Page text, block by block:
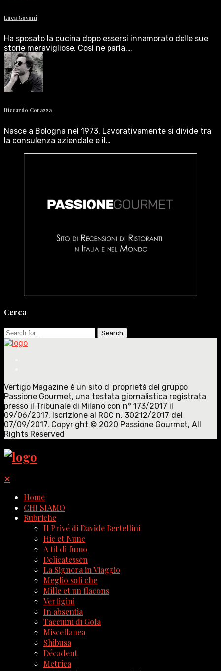
Luca Govoni
Ha sposato la cucina dopo essersi innamorato delle sue
storie meravigliose. Così ne parla,…
Riccardo Corazza
Nasce a Bologna nel 1973. Lavorativamente si divide tra
la consulenza aziendale e il…
Cerca
Search
for:
Vertigo Magazine è un sito di proprietà del gruppo
Passione Gourmet, una testata giornalistica registrata
presso il Tribunale di Milano con n° 173/2017 il
09/06/2017. Iscrizione al ROC n. 30212/2017 del
07/09/2017. Copyright © 2020 Passione Gourmet, All
Rights Reserved
✕
Home
CHI SIAMO
Rubriche
Il Privé di Davide Bertellini
Hic et Nunc
A fil di fumo
Delicatessen
La Signora in Viaggio
Meglio soli che
Mille et un flacons
Vertigini
In absentia
Taccuini di Gola
Miscellanea
Shibusa
Décadent
Metrica